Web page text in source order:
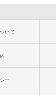
いて
ー